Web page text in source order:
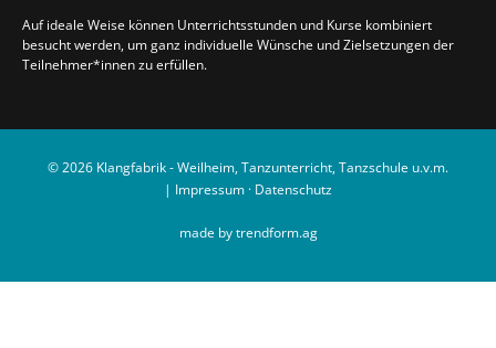
Auf ideale Weise können Unterrichtsstunden und Kurse kombiniert
besucht werden, um ganz individuelle Wünsche und Zielsetzungen der
Teilnehmer*innen zu erfüllen.
© 2026 Klangfabrik - Weilheim, Tanzunterricht, Tanzschule u.v.m.
| Impressum · Datenschutz
made by trendform.ag